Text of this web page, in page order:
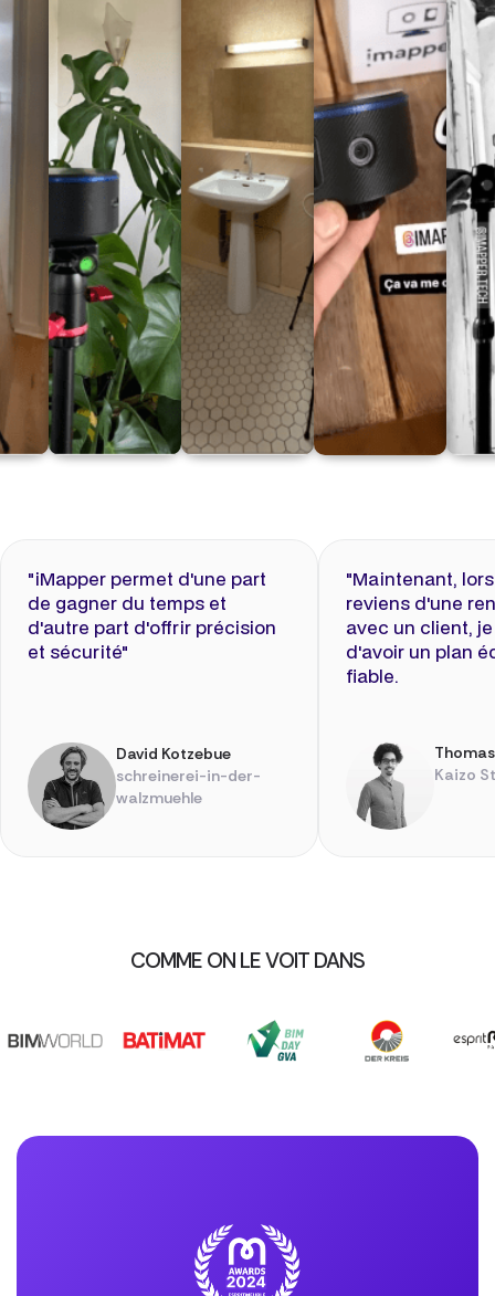
"iMapper permet d'une part
de gagner du temps et
d'autre part d'offrir précision
et sécurité"
David Kotzebue
schreinerei-in-der-
walzmuehle
"Maintenant,
reviens d'une
avec un client,
d'avoir un plan
fiable.
Kaizo
COMME ON LE VOIT DANS